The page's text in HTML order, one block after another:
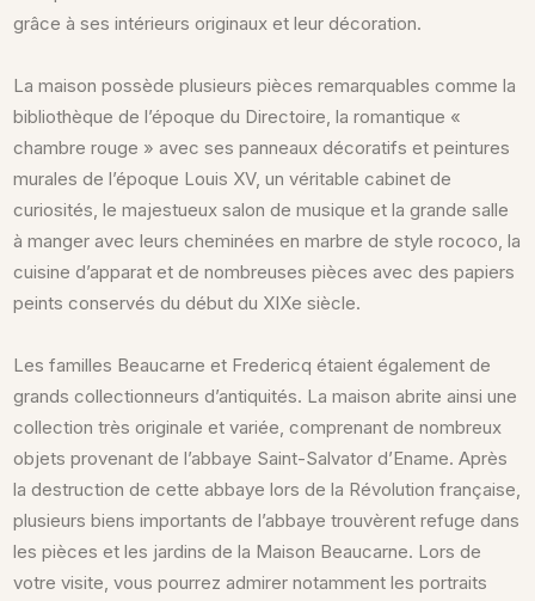
grâce à ses intérieurs originaux et leur décoration.
La maison possède plusieurs pièces remarquables comme la
bibliothèque de l’époque du Directoire, la romantique «
chambre rouge » avec ses panneaux décoratifs et peintures
murales de l’époque Louis XV, un véritable cabinet de
curiosités, le majestueux salon de musique et la grande salle
à manger avec leurs cheminées en marbre de style rococo, la
cuisine d’apparat et de nombreuses pièces avec des papiers
peints conservés du début du XIXe siècle.
Les familles Beaucarne et Fredericq étaient également de
grands collectionneurs d’antiquités. La maison abrite ainsi une
collection très originale et variée, comprenant de nombreux
objets provenant de l’abbaye Saint-Salvator d’Ename. Après
la destruction de cette abbaye lors de la Révolution française,
plusieurs biens importants de l’abbaye trouvèrent refuge dans
les pièces et les jardins de la Maison Beaucarne. Lors de
votre visite, vous pourrez admirer notamment les portraits